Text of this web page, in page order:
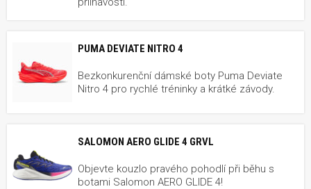
PUMA DEVIATE NITRO 4
Bezkonkurenční dámské boty Puma Deviate
Nitro 4 pro rychlé tréninky a krátké závody.
SALOMON AERO GLIDE 4 GRVL
Objevte kouzlo pravého pohodlí při běhu s
botami Salomon AERO GLIDE 4!